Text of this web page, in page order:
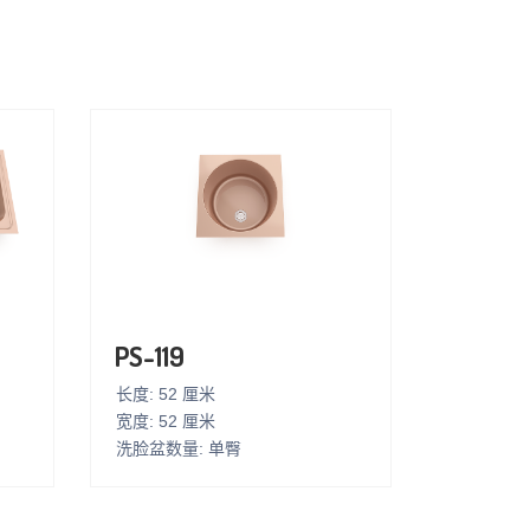
PS-119
长度: 52 厘米
宽度: 52 厘米
洗脸盆数量: 单臀